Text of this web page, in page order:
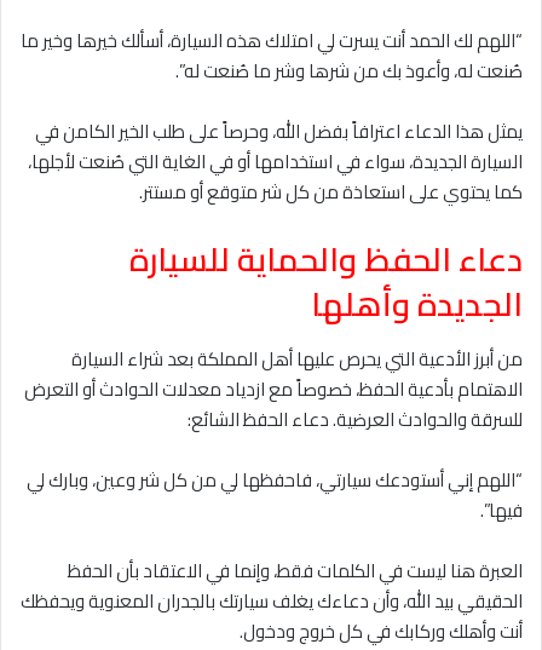
“اللهم لك الحمد أنت يسرت لي امتلاك هذه السيارة، أسألك خيرها وخير ما
صُنعت له، وأعوذ بك من شرها وشر ما صُنعت له”.
يمثل هذا الدعاء اعترافاً بفضل الله، وحرصاً على طلب الخير الكامن في
السيارة الجديدة، سواء في استخدامها أو في الغاية التي صُنعت لأجلها،
كما يحتوي على استعاذة من كل شر متوقع أو مستتر.
دعاء الحفظ والحماية للسيارة
الجديدة وأهلها
من أبرز الأدعية التي يحرص عليها أهل المملكة بعد شراء السيارة
الاهتمام بأدعية الحفظ، خصوصاً مع ازدياد معدلات الحوادث أو التعرض
للسرقة والحوادث العرضية. دعاء الحفظ الشائع:
“اللهم إني أستودعك سيارتي، فاحفظها لي من كل شر وعين، وبارك لي
فيها”.
العبرة هنا ليست في الكلمات فقط، وإنما في الاعتقاد بأن الحفظ
الحقيقي بيد الله، وأن دعاءك يغلف سيارتك بالجدران المعنوية ويحفظك
أنت وأهلك وركابك في كل خروج ودخول.